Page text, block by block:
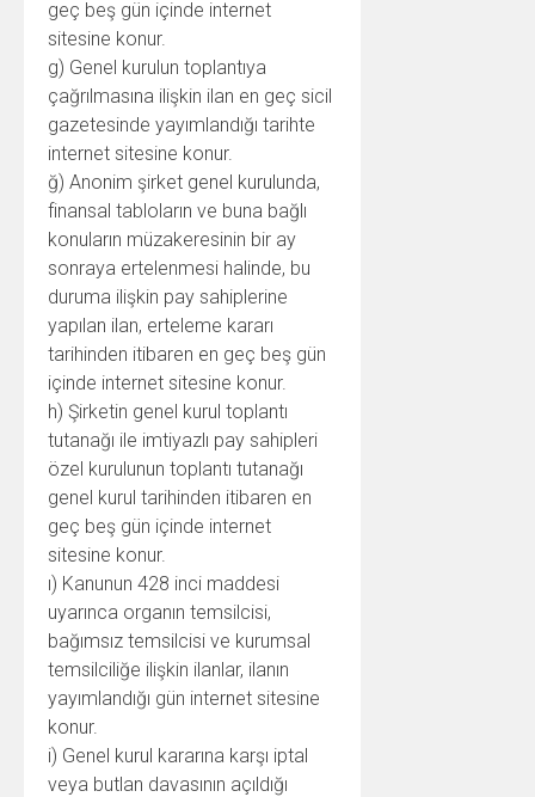
geç beş gün içinde internet
sitesine konur.
g) Genel kurulun toplantıya
çağrılmasına ilişkin ilan en geç sicil
gazetesinde yayımlandığı tarihte
internet sitesine konur.
ğ) Anonim şirket genel kurulunda,
finansal tabloların ve buna bağlı
konuların müzakeresinin bir ay
sonraya ertelenmesi halinde, bu
duruma ilişkin pay sahiplerine
yapılan ilan, erteleme kararı
tarihinden itibaren en geç beş gün
içinde internet sitesine konur.
h) Şirketin genel kurul toplantı
tutanağı ile imtiyazlı pay sahipleri
özel kurulunun toplantı tutanağı
genel kurul tarihinden itibaren en
geç beş gün içinde internet
sitesine konur.
ı) Kanunun 428 inci maddesi
uyarınca organın temsilcisi,
bağımsız temsilcisi ve kurumsal
temsilciliğe ilişkin ilanlar, ilanın
yayımlandığı gün internet sitesine
konur.
i) Genel kurul kararına karşı iptal
veya butlan davasının açıldığı